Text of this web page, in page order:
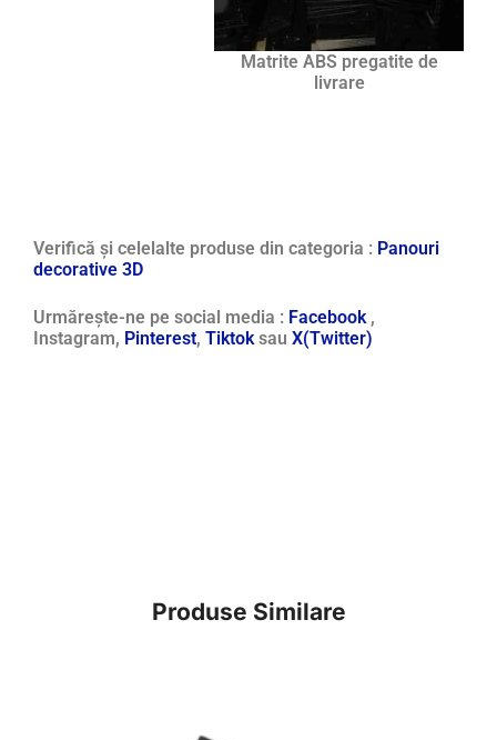
Matrite ABS pregatite de
livrare
Verifică și celelalte produse din categoria : Panouri
decorative 3D
Urmărește-ne pe social media : Facebook ,
Instagram, Pinterest, Tiktoksau X(Twitter)
Produse Similare